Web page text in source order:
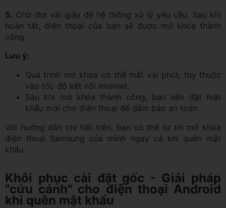
5. Chờ đợi vài giây để hệ thống xử lý yêu cầu. Sau khi
hoàn tất, điện thoại của bạn sẽ được mở khóa thành
công.
Lưu ý:
Quá trình mở khóa có thể mất vài phút, tùy thuộc
vào tốc độ kết nối internet.
Sau khi mở khóa thành công, bạn nên đặt mật
khẩu mới cho điện thoại để đảm bảo an toàn.
Với hướng dẫn chi tiết trên, bạn có thể tự tin mở khóa
điện thoại Samsung của mình ngay cả khi quên mật
khẩu.
Khôi phục cài đặt gốc - Giải pháp
"cứu cánh" cho điện thoại Android
khi quên mật khẩu